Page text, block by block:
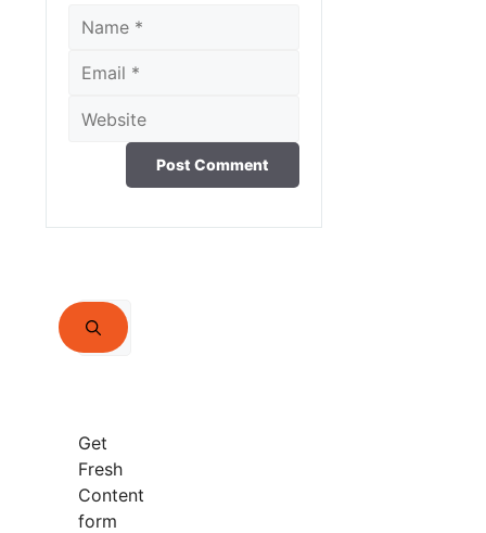
Name
Email
Website
Search
for:
Get
Fresh
Content
form